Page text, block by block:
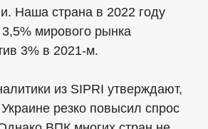
Наша страна в 2022 году
мирового рынка
3% в 2021-м.
из SIPRI утверждают,
резко повысил спрос